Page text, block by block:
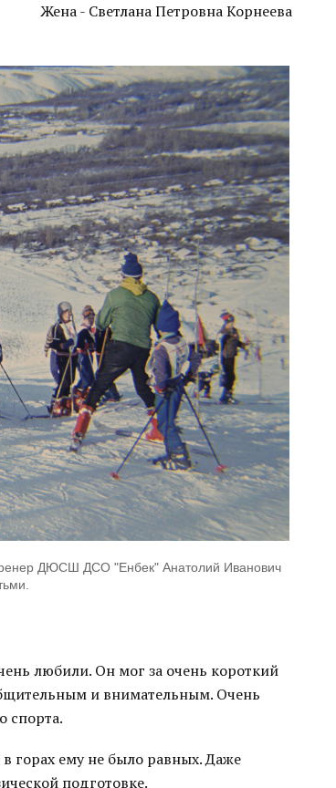
Жена - Светлана Петровна Корнеева
ДЮСШ ДСО "Енбек" Анатолий Иванович
любили. Он мог за очень короткий
и внимательным. Очень
спорта.
горах ему не было равных. Даже
подготовке.